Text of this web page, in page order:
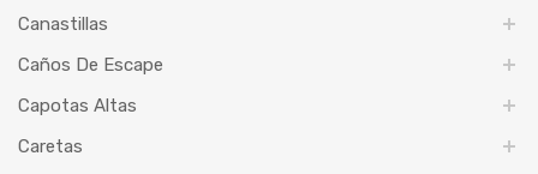
Canastillas
Caños De Escape
Capotas Altas
Caretas